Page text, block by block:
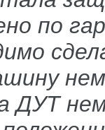
по
ДУТ